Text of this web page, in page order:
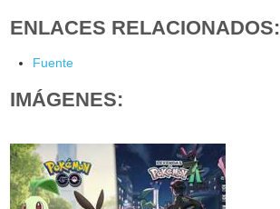
ENLACES RELACIONADOS:
Fuente
IMÁGENES: